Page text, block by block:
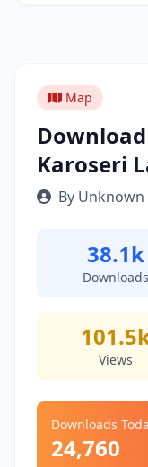
Map
Karoseri
By Unknown
38.1k
Downloads
Views
Downloads
24,760